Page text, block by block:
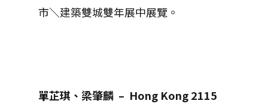
市＼建築雙城雙年展中展覽。
單芷琪、梁肇麟 – Hong Kong 2115